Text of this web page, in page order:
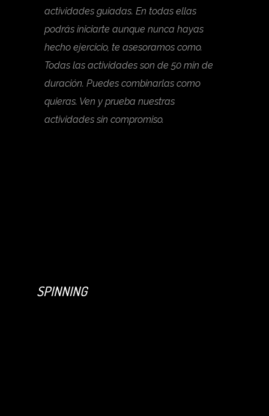
actividades guiadas. En todas ellas
podrás iniciarte aunque nunca hayas
hecho ejercicio, te asesoramos como.
Todas las actividades son de 50 min de
duración. Puedes combinarlas como
quieras. Ven y prueba nuestras
actividades sin compromiso.
SPINNING